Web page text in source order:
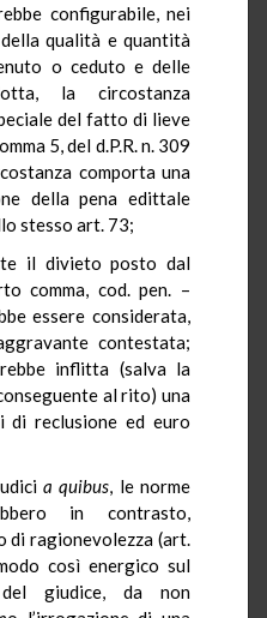
configurabile, nei
qualità e quantità
o ceduto e delle
la circostanza
del fatto di lieve
5, del d.P.R. n. 309
comporta una
della pena edittale
stesso art. 73;
il divieto posto dal
comma, cod. pen. –
essere considerata,
contestata;
inflitta (salva la
al rito) una
di reclusione ed euro
a quibus, le norme
in contrasto,
di ragionevolezza (art.
così energico sul
del giudice, da non